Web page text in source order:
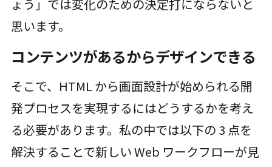
ょう」では変化のための決定打にならないと
思います。
コンテンツがあるからデザインできる
そこで、HTML から画面設計が始められる開
発プロセスを実現するにはどうするかを考え
る必要があります。私の中では以下の 3 点を
解決することで新しい Web ワークフローが見